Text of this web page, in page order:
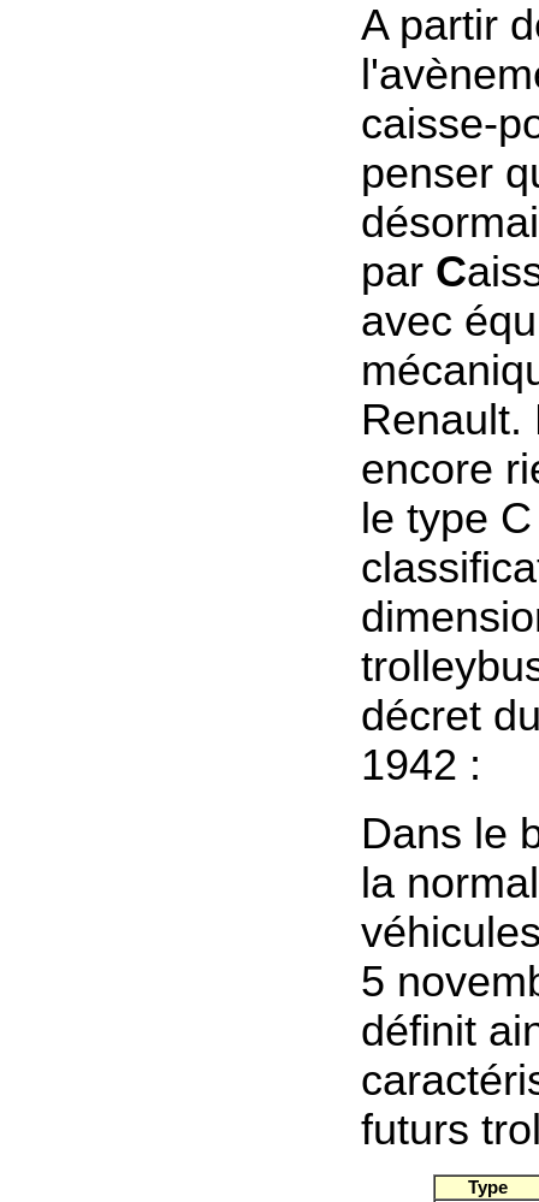
A partir
caisse-
penser
par C
avec
encore
le type
décret
1942 :
Dans le
la
5
définit
futurs
Type